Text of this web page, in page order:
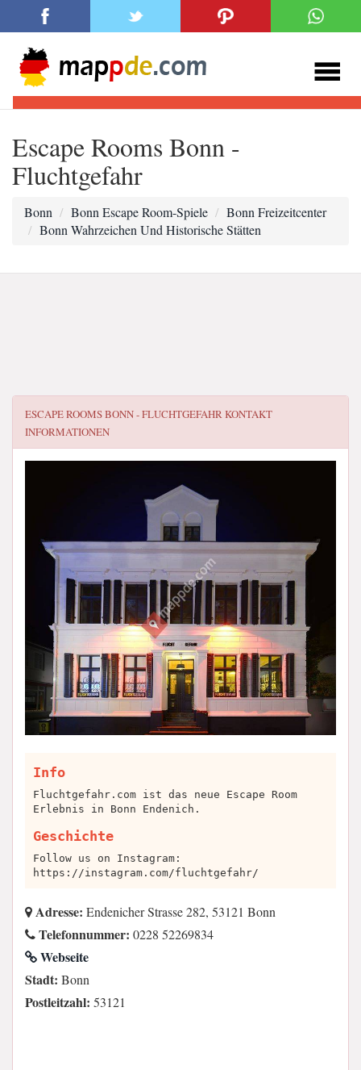
Escape Rooms Bonn -
Fluchtgefahr
Bonn Bonn Escape Room-Spiele
Bonn Freizeitcenter
Bonn Wahrzeichen Und Historische Stätten
ESCAPE ROOMS BONN - FLUCHTGEFAHRKONTAKT
INFORMATIONEN
Info
Fluchtgefahr.com ist das neue Escape Room
Erlebnis in Bonn Endenich.
Geschichte
Follow us on Instagram:
https://instagram.com/fluchtgefahr/
Adresse: Endenicher Strasse 282, 53121 Bonn
Telefonnummer: 0228 52269834
Webseite
Stadt: Bonn
Postleitzahl: 53121